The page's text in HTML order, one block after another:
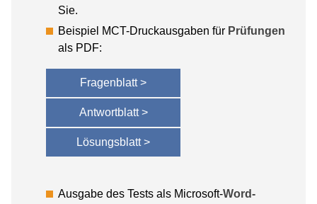
Sie.
Beispiel MCT-Druckausgaben für Prüfungen
als PDF:
Fragenblatt >
Antwortblatt >
Lösungsblatt >
Ausgabe des Tests als Microsoft-Word-